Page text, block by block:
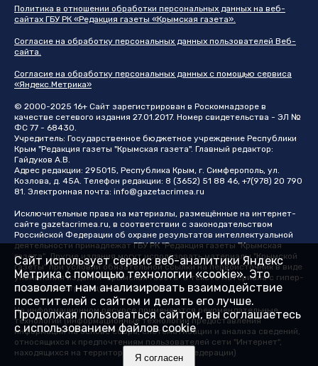
Политика в отношении обработки персональных данных на веб-
сайтах ГБУ РК «Редакция газеты «Крымская газета».
Согласие на обработку персональных данных пользователей Веб-
сайта.
Согласие на обработку персональных данных с помощью сервиса
«Яндекс.Метрика»
© 2000-2025 16+ Сайт зарегистрирован в Роскомнадзоре в
качестве сетевого издания 27.01.2017. Номер свидетельства - ЭЛ №
ФС 77 - 68430.
Учредитель: Государственное бюджетное учреждение Республики
Крым "Редакция газеты "Крымская газета". Главный редактор:
Гайдуков А.В.
Адрес редакции: 295015, Республика Крым, г. Симферополь, ул.
Козлова, д. 45А. Телефон редакции: 8 (3652) 51 88 46, +7(978) 20 790
81. Электронная почта: info@gazetacrimea.ru
Исключительные права на материалы, размещённые на интернет-
сайте gazetacrimea.ru, в соответствии с законодательством
Российской Федерации об охране результатов интеллектуальной
деятельности принадлежат ГБУ РК "Редакция газеты "Крымская
газета". Другие издания могут использовать материалы "Крымской
газеты" при условии обязательной ссылки на первоисточник в виде
упоминания издания "Крымская газета" в тексте материала с гипер-
ссылкой на страницу-первоисточник
На информационном ресурсе применяются рекомендательные
технологии (информационные технологии предоставления
информации на основе сбора, систематизации и анализа сведений,
относящихся к предпочтениям пользователей сети "Интернет",
находящихся на территории Российской Федерации)
Сайт использует сервис веб-аналитики Яндекс
Метрика с помощью технологии «cookie». Это
позволяет нам анализировать взаимодействие
посетителей с сайтом и делать его лучше.
Продолжая пользоваться сайтом, вы соглашаетесь
с использованием файлов cookie
Я согласен